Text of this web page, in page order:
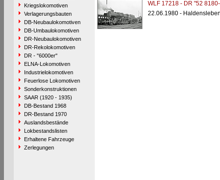
Kriegslokomotiven
Verlagerungsbauten
DB-Neubaulokomotiven
DB-Umbaulokomotiven
DR-Neubaulokomotiven
DR-Rekolokomotiven
DR - "6000er"
ELNA-Lokomotiven
Industrielokomotiven
Feuerlose Lokomotiven
Sonderkonstruktionen
SAAR (1920 - 1935)
DB-Bestand 1968
DR-Bestand 1970
Auslandsbestände
Lokbestandslisten
Erhaltene Fahrzeuge
Zerlegungen
WLF 17218 - DR "52
22.06.1980 -